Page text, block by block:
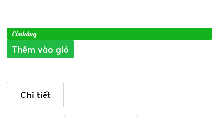
Còn hàng
Thêm vào giỏ
Chi tiết